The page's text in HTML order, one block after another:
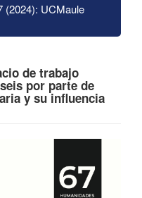
(2024): UCMaule
de trabajo
por parte de
y su influencia